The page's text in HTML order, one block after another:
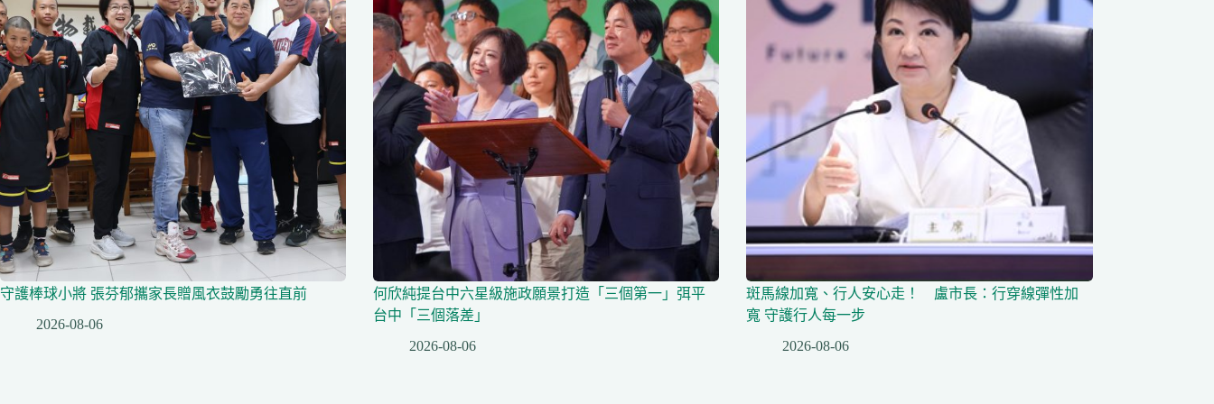
守護棒球小將 張芬郁攜家長贈風衣鼓勵勇往直前
2026-08-06
何欣純提台中六星級施政願景打造「三個第一」弭平
台中「三個落差」
2026-08-06
斑馬線加寬、行人安心走！ 盧市長：行穿線彈性加
寬 守護行人每一步
2026-08-06